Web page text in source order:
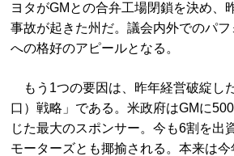
ヨタがGMとの合弁工場閉鎖を決め、
事故が起きた州だ。議会内外でのパ
への格好のアピールとなる。
もう1つの要因は、昨年経営破綻し
口）戦略」である。米政府はGMに
じた最大のスポンサー。今も6割を出
モーターズとも揶揄される。本来は